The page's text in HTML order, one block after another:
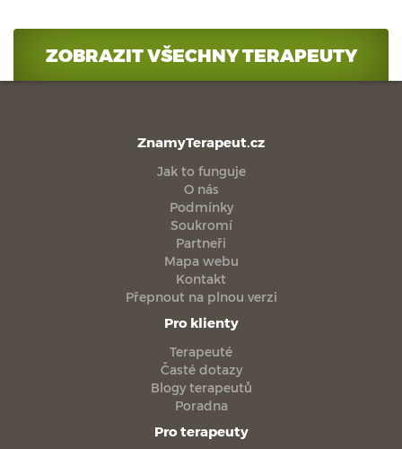
ZOBRAZIT VŠECHNY TERAPEUTY
ZnamyTerapeut.cz
Jak to funguje
O nás
Podmínky
Soukromí
Partneři
Mapa webu
Kontakt
Přepnout na plnou verzi
Pro klienty
Terapeuté
Časté dotazy
Blogy terapeutů
Poradna
Pro terapeuty